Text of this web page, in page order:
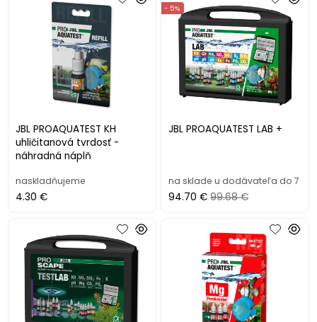
JBL PROAQUATEST KH
uhličitanová tvrdosť -
náhradná náplň
naskladňujeme
4.30 €
JBL PROAQUATEST LAB +
- 5%
na sklade u dodávateľa do 7
94.70 € 99.68 €